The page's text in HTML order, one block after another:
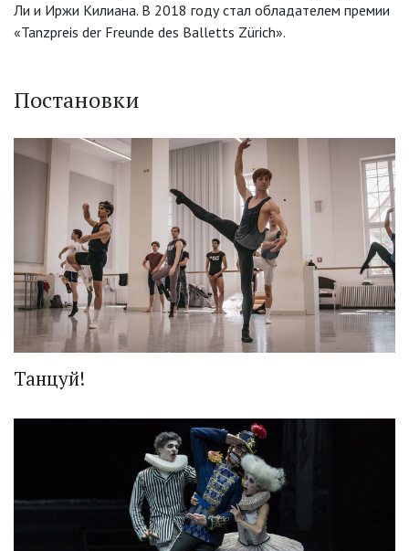
Ли и Иржи Килиана. В 2018 году стал обладателем премии
«Tanzpreis der Freunde des Balletts Zürich».
Постановки
Танцуй!